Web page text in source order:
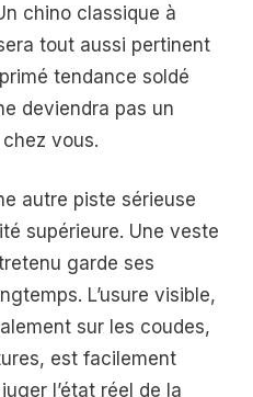
chino classique à
tout aussi pertinent
tendance soldé
deviendra pas un
vous.
autre piste sérieuse
supérieure. Une veste
garde ses
L’usure visible,
sur les coudes,
est facilement
l’état réel de la